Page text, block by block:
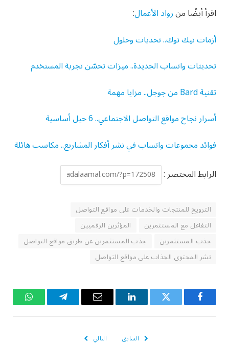
اقرأ أيضًا منرواد الأعمال:
أزمات تيك توك.. تحديات وحلول
تحديثات واتساب الجديدة.. ميزات تحسّن تجربة المستخدم
تقنية Bard من جوجل.. مزايا مهمة
أسرار نجاح مواقع التواصل الاجتماعي.. 6 حيل أساسية
فوائد مجموعات واتساب في نشر أفكار المشاريع.. مكاسب هائلة
الرابط المختصر :
الترويج للمنتجات والخدمات على مواقع التواصل
التفاعل مع المستثمرين
المؤثرين الرقميين
جذب المستثمرين
جذب المستثمرين عن طريق مواقع التواصل
نشر المحتوى الجذاب على مواقع التواصل
فيسبوك تويتر لينكدإن
البريد
تيلقرام واتساب
السابق التالي